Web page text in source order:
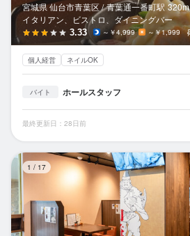
宮城県 仙台市青葉区 / 青葉通一番町駅 320m
イタリアン、ビストロ、ダイニングバー
3.33 ～￥4,999 ～￥1,999
個人経営 ネイルOK
バイト ホールスタッフ
最終更新日：28日前
1 / 17